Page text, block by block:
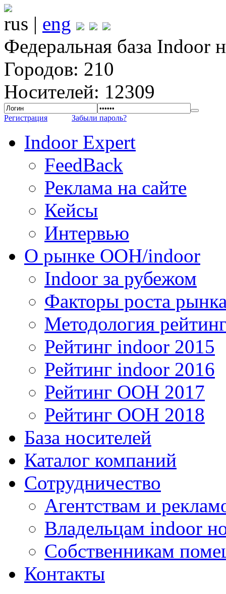
rus | eng
Федеральная база Indoor
Городов: 210
Носителей: 12309
Регистрация Забыли пароль?
Indoor Expert
FeedBack
Реклама на сайте
Кейсы
Интервью
О рынке OOH/indoor
Indoor за рубежом
Факторы роста
Методология
Рейтинг indoor 2015
Рейтинг indoor 2016
Рейтинг OOH 2017
Рейтинг OOH 2018
База носителей
Каталог компаний
Сотрудничество
Агентствам и
Владельцам indoor
Собственникам
Контакты